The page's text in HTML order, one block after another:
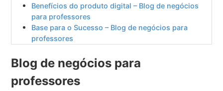
Benefícios do produto digital – Blog de negócios
para professores
Base para o Sucesso – Blog de negócios para
professores
Blog de negócios para
professores